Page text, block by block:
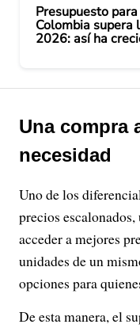
Presupuesto
Colombia
2026: así ha
Una compra
necesidad
Uno de los
precios
acceder a mejores
unidades de un
opciones para
De esta manera, el